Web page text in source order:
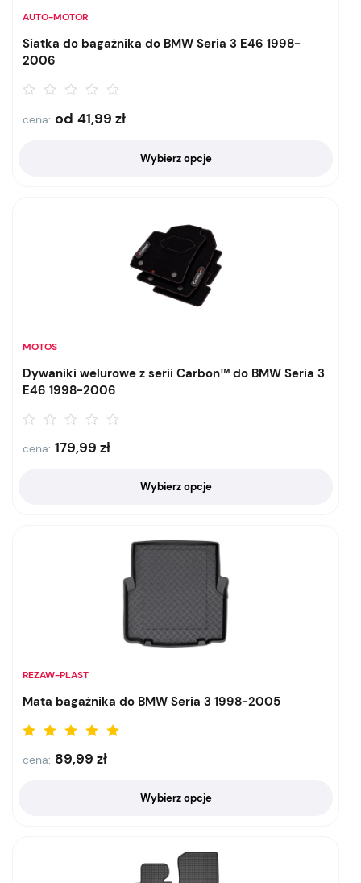
AUTO-MOTOR
Siatka do bagażnika do BMW Seria 3 E46 1998-
2006
cena: od 41,99 zł
Wybierz opcje
MOTOS
Dywaniki welurowe z serii Carbon™ do BMW Seria 3
E46 1998-2006
cena: 179,99 zł
Wybierz opcje
REZAW-PLAST
Mata bagażnika do BMW Seria 3 1998-2005
cena: 89,99 zł
Wybierz opcje